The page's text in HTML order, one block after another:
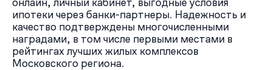
онлайн, личный кабинет, выгодные условия
ипотеки через банки-партнеры. Надежность и
качество подтверждены многочисленными
наградами, в том числе первыми местами в
рейтингах лучших жилых комплексов
Московского региона.